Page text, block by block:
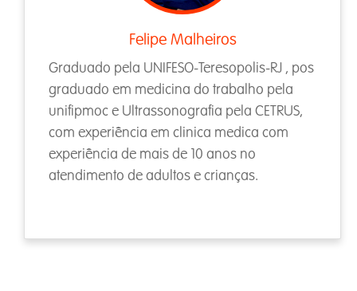
Felipe Malheiros
Graduado pela UNIFESO-Teresopolis-RJ , pos
graduado em medicina do trabalho pela
unifipmoc e Ultrassonografia pela CETRUS,
com experiência em clinica medica com
experiência de mais de 10 anos no
atendimento de adultos e crianças.